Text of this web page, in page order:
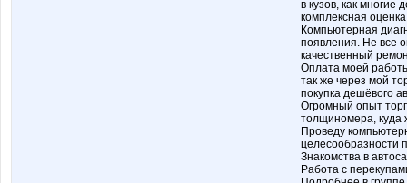
в кузов, как
комплексная
Компьютерная
появления. Не все
качественный
Оплата моей
так же через мой
покупка дешёвого
Огромный опыт
толщиномера, куда
Проведу
целесообразности
Знакомства в
Работа с